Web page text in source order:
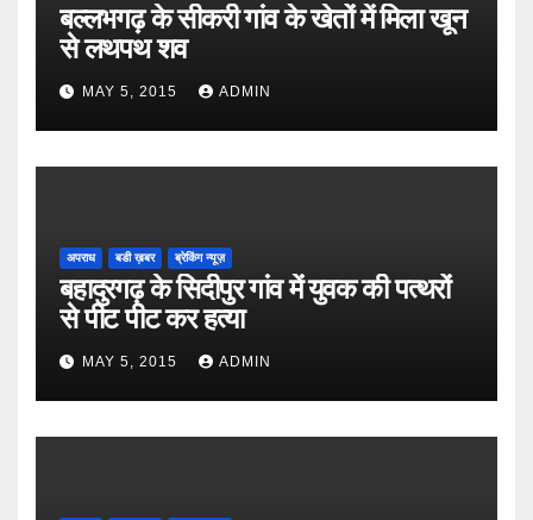
बल्लभगढ़ के सीकरी गांव के खेतों में मिला खून
से लथपथ शव
MAY 5, 2015 ADMIN
अपराध बडी ख़बर ब्रेकिंग न्यूज़
बहादुरगढ़ के सिदीपुर गांव में युवक की पत्थरों
से पीट पीट कर हत्या
MAY 5, 2015 ADMIN